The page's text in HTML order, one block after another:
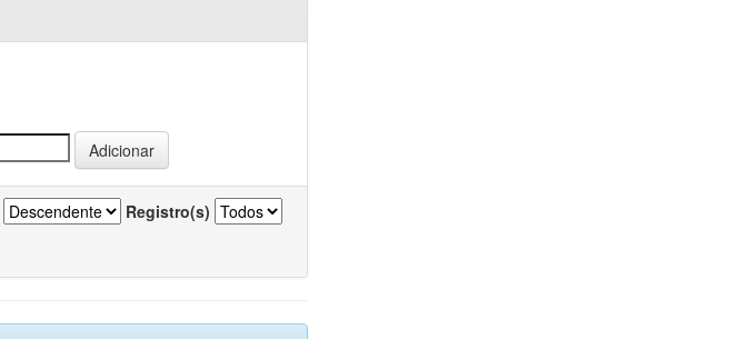
Registro(s)